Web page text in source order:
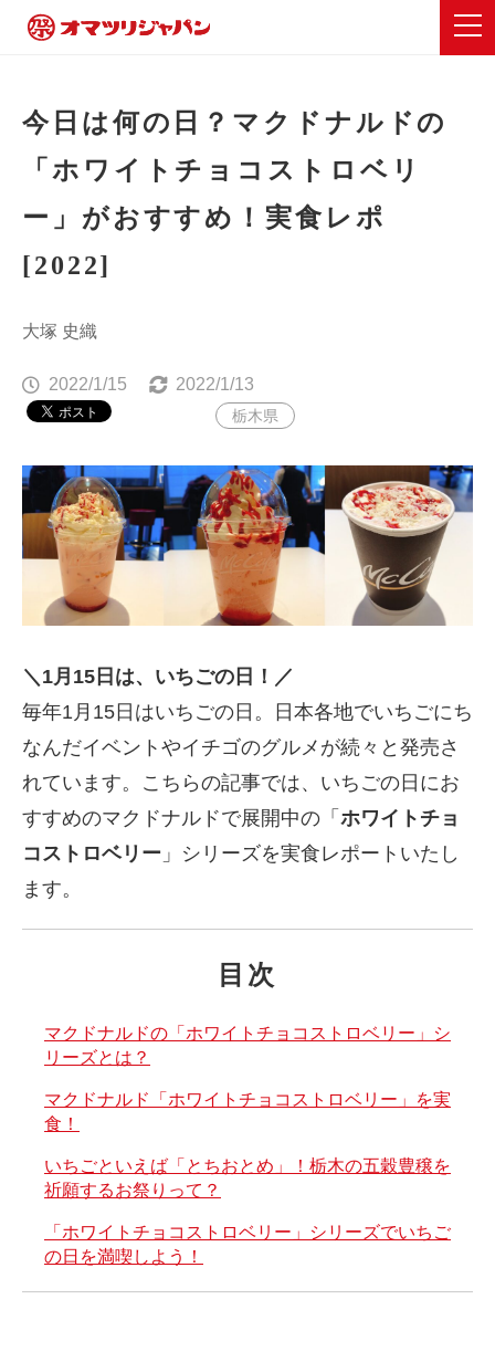
今日は何の日？マクドナルドの
「ホワイトチョコストロベリ
ー」がおすすめ！実食レポ
[2022]
大塚 史織
2022/1/15 2022/1/13
栃木県
＼1月15日は、いちごの日！／
毎年1月15日はいちごの日。日本各地でいちごにち
なんだイベントやイチゴのグルメが続々と発売さ
れています。こちらの記事では、いちごの日にお
すすめのマクドナルドで展開中の「 ホワイトチョ
コストロベリー 」シリーズを実食レポートいたし
ます。
目次
マクドナルドの「ホワイトチョコストロベリー」シ
リーズとは？
マクドナルド「ホワイトチョコストロベリー」を実
食！
いちごといえば「とちおとめ」！栃木の五穀豊穣を
祈願するお祭りって？
「ホワイトチョコストロベリー」シリーズでいちご
の日を満喫しよう！